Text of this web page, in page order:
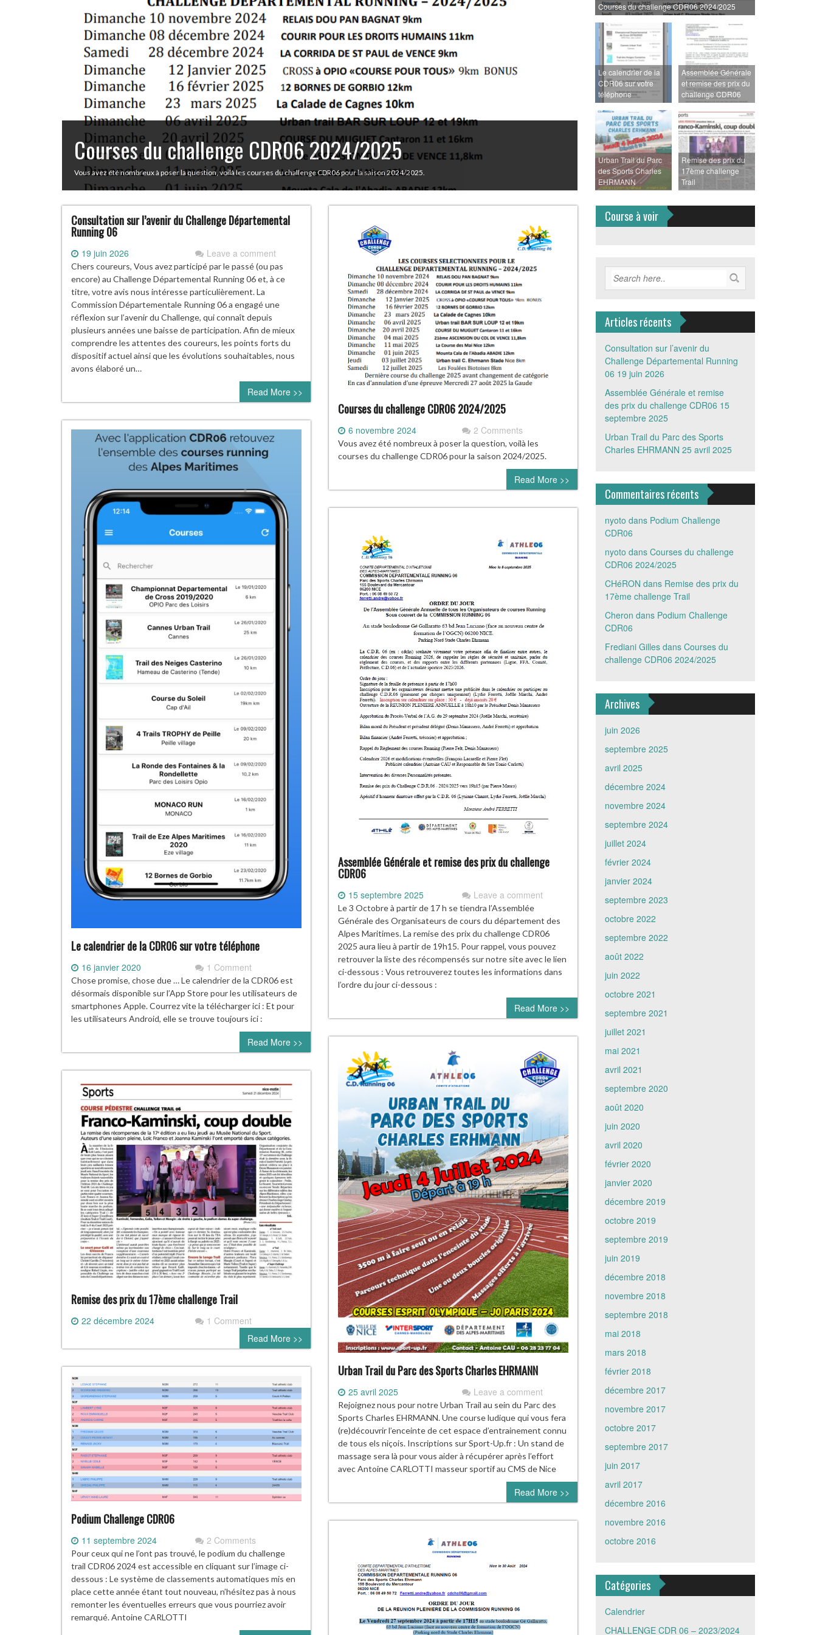
Courses du challenge CDR06 2024/2025
Vous avez été nombreux à poser la question, voilà les courses du challenge CDR06 pour la saison 2024/2025.
Courses du challenge CDR06 2024/2025
Le calendrier de la
CDR06 sur votre
téléphone
Assemblée Générale
et remise des prix du
challenge CDR06
Urban Trail du Parc
des Sports Charles
EHRMANN
Remise des prix du
17ème challenge
Trail
Consultation sur l’avenir du Challenge Départemental
Running 06
19 juin 2026 Leave a comment
Chers coureurs, Vous avez participé par le passé (ou pas
encore) au Challenge Départemental Running 06 et, à ce
titre, votre avis nous intéresse particulièrement. La
Commission Départementale Running 06 a engagé une
réflexion sur l’avenir du Challenge, qui connaît depuis
plusieurs années une baisse de participation. Afin de mieux
comprendre les attentes des coureurs, les points forts du
dispositif actuel ainsi que les évolutions souhaitables, nous
avons élaboré un…
Read More >>
Courses du challenge CDR06 2024/2025
6 novembre 2024 2 Comments
Vous avez été nombreux à poser la question, voilà les
courses du challenge CDR06 pour la saison 2024/2025.
Read More >>
Le calendrier de la CDR06 sur votre téléphone
16 janvier 2020 1 Comment
Chose promise, chose due … Le calendrier de la CDR06 est
désormais disponible sur l’App Store pour les utilisateurs de
smartphones Apple. Courrez vite la télécharger ici : Et pour
les utilisateurs Android, elle se trouve toujours ici :
Read More >>
Assemblée Générale et remise des prix du challenge
CDR06
15 septembre 2025 Leave a comment
Le 3 Octobre à partir de 17 h se tiendra l’Assemblée
Générale des Organisateurs de cours du département des
Alpes Maritimes. La remise des prix du challenge CDR06
2025 aura lieu à partir de 19h15. Pour rappel, vous pouvez
retrouver la liste des récompensés sur notre site avec le lien
ci-dessous : Vous retrouverez toutes les informations dans
l’ordre du jour ci-dessous :
Read More >>
Urban Trail du Parc des Sports Charles EHRMANN
25 avril 2025 Leave a comment
Rejoignez nous pour notre Urban Trail au sein du Parc des
Sports Charles EHRMANN. Une course ludique qui vous fera
(re)découvrir l’enceinte de cet espace d’entrainement connu
de tous els niçois. Inscriptions sur Sport-Up.fr : Un stand de
massage sera là pour vous aider à récupérer après l’effort
avec Antoine CARLOTTI masseur sportif au CMS de Nice
Read More >>
Remise des prix du 17ème challenge Trail
22 décembre 2024
1 Comment
Read More >>
Podium Challenge CDR06
11 septembre 2024 2 Comments
Pour ceux qui ne l’ont pas trouvé, le podium du challenge
trail CDR06 2024 est accessible en cliquant sur l’image ci-
dessous : Le système de classements automatiques mis en
place cette année étant tout nouveau, n’hésitez pas à nous
remonter les éventuelles erreurs que vous pourriez avoir
remarqué. Antoine CARLOTTI
Course à voir
Articles récents
Consultation sur l’avenir du
Challenge Départemental Running
06 19 juin 2026
Assemblée Générale et remise
des prix du challenge CDR06 15
septembre 2025
Urban Trail du Parc des Sports
Charles EHRMANN 25 avril 2025
Commentaires récents
nyoto dans Podium Challenge
CDR06
nyoto dans Courses du challenge
CDR06 2024/2025
CHéRON dans Remise des prix du
17ème challenge Trail
Cheron dans Podium Challenge
CDR06
Frediani Gillesdans Courses du
challenge CDR06 2024/2025
Archives
juin 2026
septembre 2025
avril 2025
décembre 2024
novembre 2024
septembre 2024
juillet 2024
février 2024
janvier 2024
septembre 2023
octobre 2022
septembre 2022
août 2022
juin 2022
octobre 2021
septembre 2021
juillet 2021
mai 2021
avril 2021
septembre 2020
août 2020
juin 2020
avril 2020
février 2020
janvier 2020
décembre 2019
octobre 2019
septembre 2019
juin 2019
décembre 2018
novembre 2018
septembre 2018
mai 2018
mars 2018
février 2018
décembre 2017
novembre 2017
octobre 2017
septembre 2017
juin 2017
avril 2017
décembre 2016
novembre 2016
octobre 2016
Catégories
Calendrier
CHALLENGE CDR 06 – 2023/2024